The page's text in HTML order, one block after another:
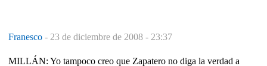
Franesco - 23 de diciembre de 2008 - 23:37
MILLÁN: Yo tampoco creo que Zapatero no diga la verdad a